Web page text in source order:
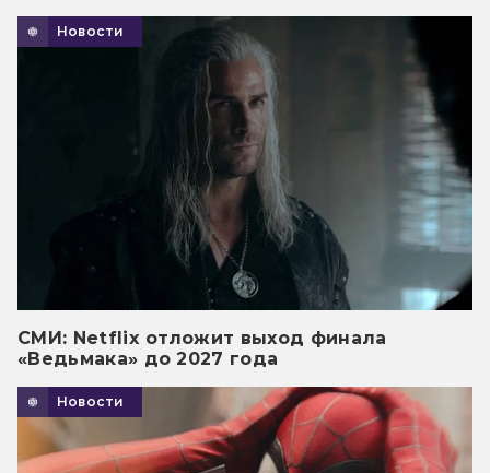
Новости
СМИ: Netflix отложит выход финала
«Ведьмака» до 2027 года
Новости